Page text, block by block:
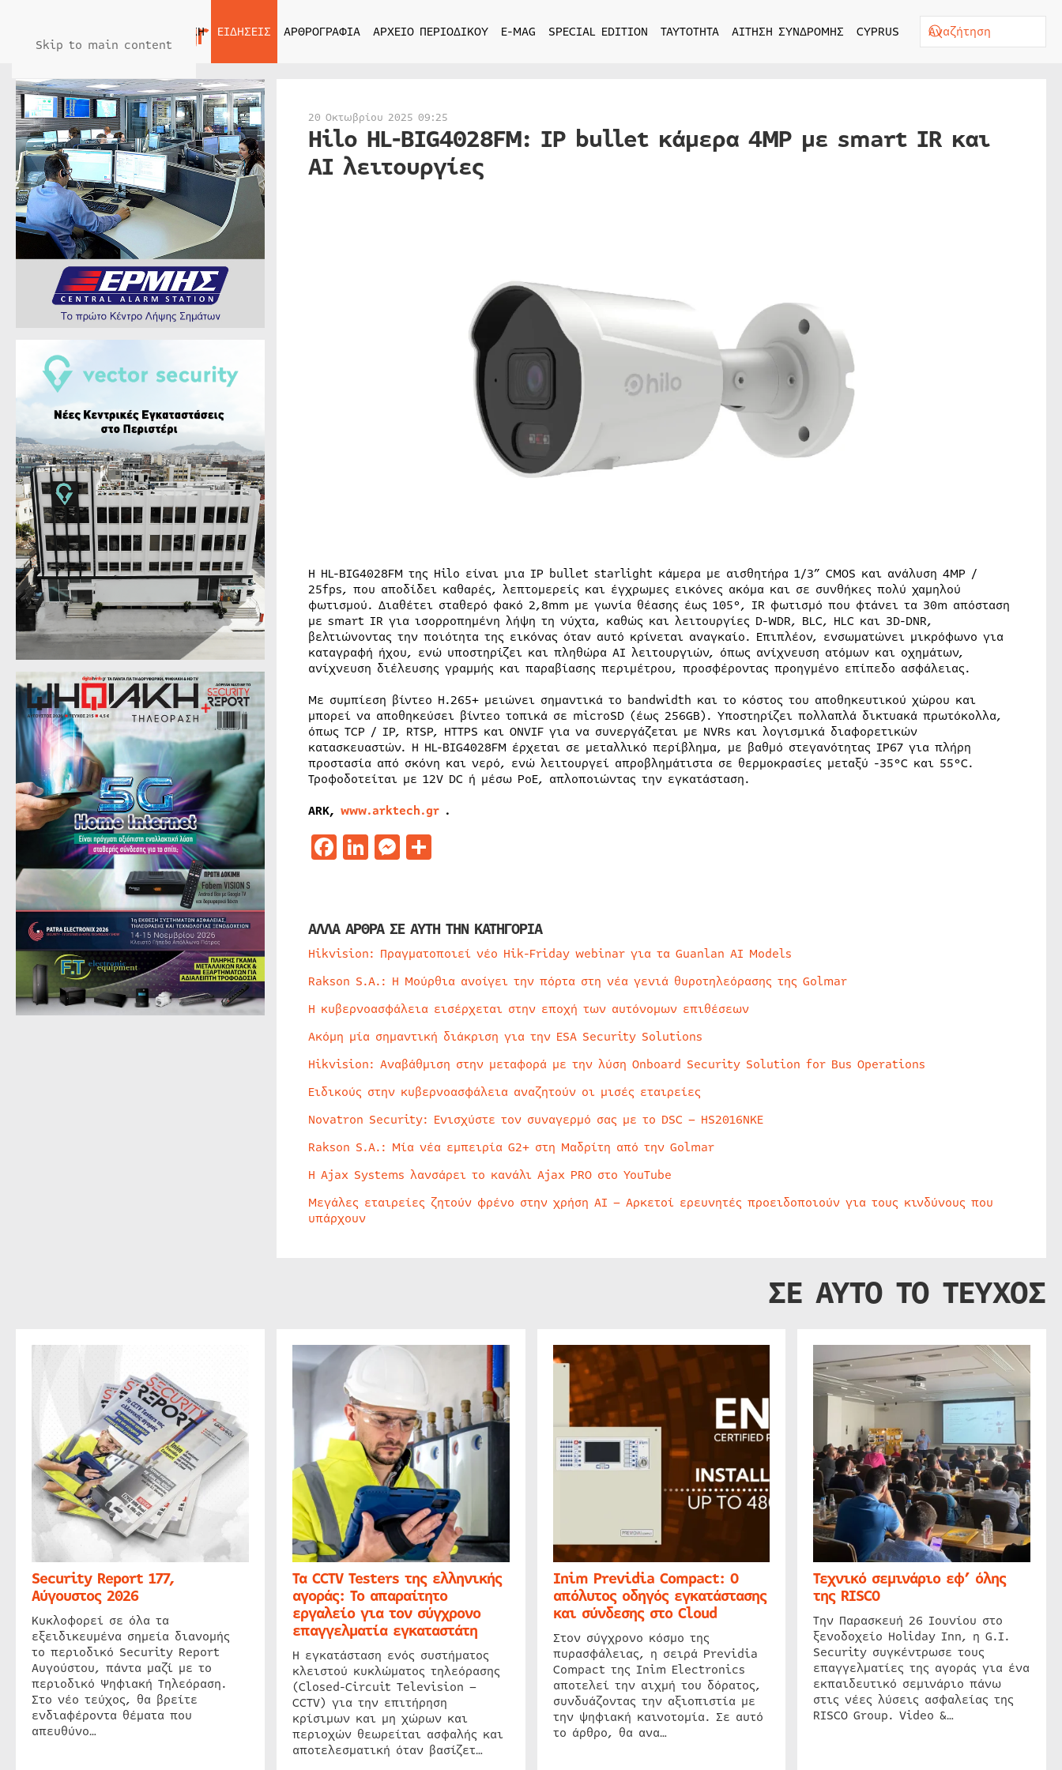
Skip to main content
ΑΡΧΙΚΗ ΕΙΔΗΣΕΙΣ ΑΡΘΡΟΓΡΑΦΙΑ ΑΡΧΕΙΟ ΠΕΡΙΟΔΙΚΟΥ E-MAG SPECIAL EDITION ΤΑΥΤΟΤΗΤΑ ΑΙΤΗΣΗ ΣΥΝΔΡΟΜΗΣ CYPRUS
20 Οκτωβρίου 2025 09:25
Hilo HL-BIG4028FM: IP bullet κάμερα 4MP με smart IR και
AI λειτουργίες
Η HL-BIG4028FM της Hilo είναι μια IP bullet starlight κάμερα με αισθητήρα 1/3” CMOS και ανάλυση 4MP /
25fps, που αποδίδει καθαρές, λεπτομερείς και έγχρωμες εικόνες ακόμα και σε συνθήκες πολύ χαμηλού
φωτισμού. Διαθέτει σταθερό φακό 2,8mm με γωνία θέασης έως 105°, IR φωτισμό που φτάνει τα 30m απόσταση
με smart IR για ισορροπημένη λήψη τη νύχτα, καθώς και λειτουργίες D-WDR, BLC, HLC και 3D-DNR,
βελτιώνοντας την ποιότητα της εικόνας όταν αυτό κρίνεται αναγκαίο. Επιπλέον, ενσωματώνει μικρόφωνο για
καταγραφή ήχου, ενώ υποστηρίζει και πληθώρα AI λειτουργιών, όπως ανίχνευση ατόμων και οχημάτων,
ανίχνευση διέλευσης γραμμής και παραβίασης περιμέτρου, προσφέροντας προηγμένο επίπεδο ασφάλειας.
Με συμπίεση βίντεο H.265+ μειώνει σημαντικά το bandwidth και το κόστος του αποθηκευτικού χώρου και
μπορεί να αποθηκεύσει βίντεο τοπικά σε microSD (έως 256GB). Υποστηρίζει πολλαπλά δικτυακά πρωτόκολλα,
όπως TCP / IP, RTSP, HTTPS και ONVIF για να συνεργάζεται με NVRs και λογισμικά διαφορετικών
κατασκευαστών. Η HL-BIG4028FM έρχεται σε μεταλλικό περίβλημα, με βαθμό στεγανότητας IP67 για πλήρη
προστασία από σκόνη και νερό, ενώ λειτουργεί απροβλημάτιστα σε θερμοκρασίες μεταξύ -35°C και 55°C.
Τροφοδοτείται με 12V DC ή μέσω PoE, απλοποιώντας την εγκατάσταση.
ARK, www.arktech.gr .
Facebook
LinkedIn
Messenger
Μοιραστείτε
ΑΛΛΑ ΑΡΘΡΑ ΣΕ ΑΥΤΗ ΤΗΝ ΚΑΤΗΓΟΡΙΑ
Hikvision: Πραγματοποιεί νέο Hik-Friday webinar για τα Guanlan AI Models
Rakson S.A.: Η Μούρθια ανοίγει την πόρτα στη νέα γενιά θυροτηλεόρασης της Golmar
Η κυβερνοασφάλεια εισέρχεται στην εποχή των αυτόνομων επιθέσεων
Ακόμη μία σημαντική διάκριση για την ESA Security Solutions
Hikvision: Αναβάθμιση στην μεταφορά με την λύση Onboard Security Solution for Bus Operations
Ειδικούς στην κυβερνοασφάλεια αναζητούν οι μισές εταιρείες
Novatron Security: Ενισχύστε τον συναγερμό σας με το DSC – HS2016NKE
Rakson S.A.: Μία νέα εμπειρία G2+ στη Μαδρίτη από την Golmar
Η Ajax Systems λανσάρει το κανάλι Ajax PRO στο YouTube
Μεγάλες εταιρείες ζητούν φρένο στην χρήση AI – Αρκετοί ερευνητές προειδοποιούν για τους κινδύνους που
υπάρχουν
ΣΕ ΑΥΤΟ ΤΟ ΤΕΥΧΟΣ
Security Report 177,
Αύγουστος 2026
Κυκλοφορεί σε όλα τα
εξειδικευμένα σημεία διανομής
το περιοδικό Security Report
Αυγούστου, πάντα μαζί με το
περιοδικό Ψηφιακή Τηλεόραση.
Στο νέο τεύχος, θα βρείτε
ενδιαφέροντα θέματα που
απευθύνο…
Τα CCTV Testers της ελληνικής
αγοράς: Το απαραίτητο
εργαλείο για τον σύγχρονο
επαγγελματία εγκαταστάτη
Η εγκατάσταση ενός συστήματος
κλειστού κυκλώματος τηλεόρασης
(Closed-Circuit Television –
CCTV) για την επιτήρηση
κρίσιμων και μη χώρων και
περιοχών θεωρείται ασφαλής και
αποτελεσματική όταν βασίζετ…
Inim Previdia Compact: Ο
απόλυτος οδηγός εγκατάστασης
και σύνδεσης στο Cloud
Στον σύγχρονο κόσμο της
πυρασφάλειας, η σειρά Previdia
Compact της Inim Electronics
αποτελεί την αιχμή του δόρατος,
συνδυάζοντας την αξιοπιστία με
την ψηφιακή καινοτομία. Σε αυτό
το άρθρο, θα ανα…
Τεχνικό σεμινάριο εφ’ όλης
της RISCO
Την Παρασκευή 26 Ιουνίου στο
ξενοδοχείο Holiday Inn, η G.I.
Security συγκέντρωσε τους
επαγγελματίες της αγοράς για ένα
εκπαιδευτικό σεμινάριο πάνω
στις νέες λύσεις ασφαλείας της
RISCO Group. Video &…